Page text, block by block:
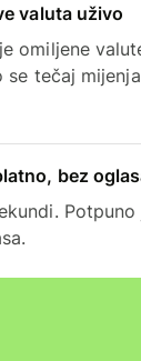
valuta uživo
omiljene
tečaj
bez